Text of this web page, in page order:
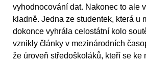
vyhodnocování dat. Nakonec to ale
kladně. Jedna ze studentek, která u
dokonce vyhrála celostátní kolo
vznikly články v mezinárodních
že úroveň středoškoláků, kteří se ke